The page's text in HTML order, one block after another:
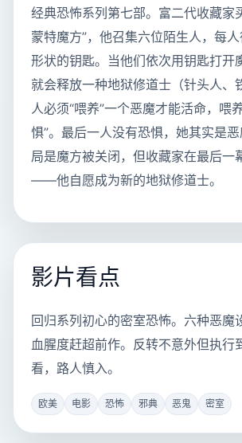
经典恐怖系列第七部。富二代收藏家
蒙特魔方”，他召集六位陌生人，每
形状的钥匙。当他们依次用钥匙打开
就会释放一种地狱修道士（针头人、
人必须“喂养”一个恶魔才能活命，喂
惧”。最后一人没有恐惧，她其实是
局是魔方被关闭，但收藏家在最后一
——他自愿成为新的地狱修道士。
影片看点
回归系列初心的密室恐怖。六种恶魔
血腥度赶超前作。反转不意外但执行
看，路人慎入。
欧美 电影 恐怖 邪典 恶鬼 密室